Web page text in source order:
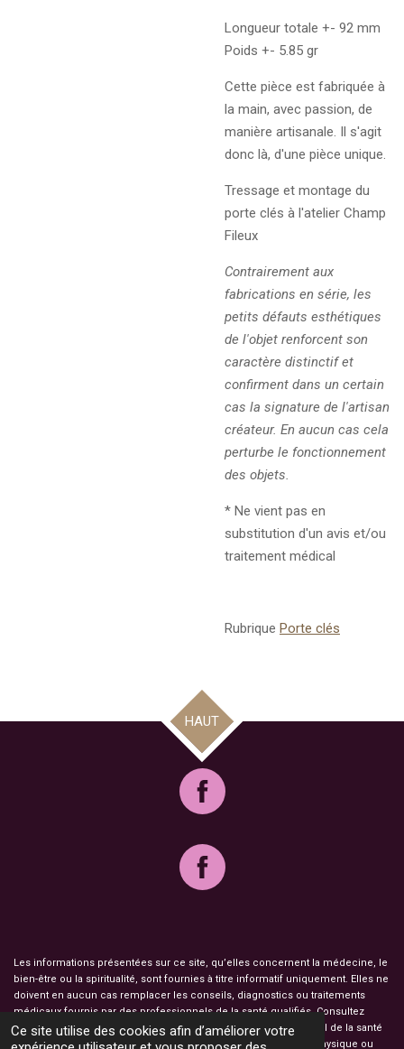
Ce site utilise des cookies afin d’améliorer votre
Longueur totale +- 92 mm
Poids +- 5.85 gr
Cette pièce est fabriquée à
la main, avec passion, de
manière artisanale. Il s'agit
donc là, d'une pièce unique.
Tressage et montage du
porte clés à l'atelier Champ
Fileux
Contrairement aux
fabrications en série, les
petits défauts esthétiques
de l'objet renforcent son
caractère distinctif et
confirment dans un certain
cas la signature de l'artisan
créateur. En aucun cas cela
perturbe le fonctionnement
des objets.
* Ne vient pas en
substitution d'un avis et/ou
traitement médical
Rubrique Porte clés
HAUT
Les informations présentées sur ce site, qu’elles concernent la médecine, le
bien-être ou la spiritualité, sont fournies à titre informatif uniquement. Elles ne
doivent en aucun cas remplacer les conseils, diagnostics ou traitements
médicaux fournis par des professionnels de la santé qualifiés. Consultez
toujours un médecin, un psychologue ou un autre professionnel de la santé
pour toute question ou préoccupation concernant votre santé physique ou